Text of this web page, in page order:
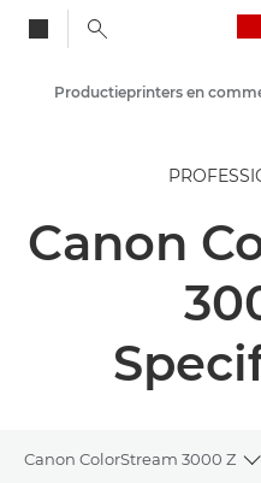
Oplossingen en services
Zakelijke producten
Canon
Canon ColorStream 3000 Z